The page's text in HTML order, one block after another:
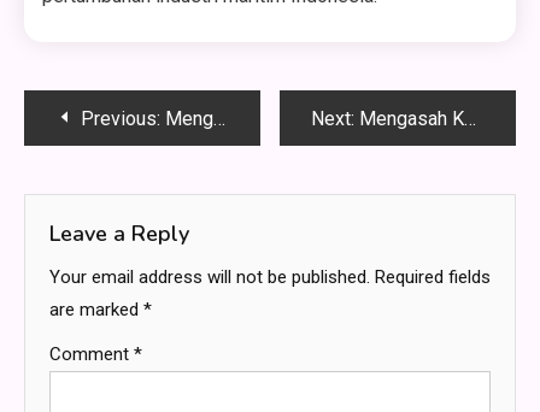
PostPrevious: Mengoptimalkan Potensi Akademis: Memilih Sekolah Yehonala dengan Program Pendidikan Berkualitas Next: Mengasah Kemampuan Bahasa Inggris: Pilihan Bimbel Terbaik di Bandung
Leave a Reply
Your email address will not be published. Required fields
are marked *
Comment *